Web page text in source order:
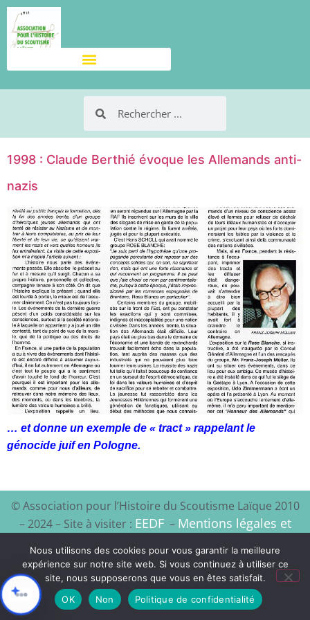
1998 : Claude Berthié évoque les Allemands anti-
nazis
… et donne un exemple de « tract » rappelant le
génocide juif en Pologne.
© Association pour l’Histoire du Scoutisme Laïque 2010
– 2024 – Site à visiter : EEDF– Mentions légales et
Création du site :Xyloon
Nous utilisons des cookies pour vous garantir la meilleure
expérience sur notre site web. Si vous continuez à utiliser ce
site, nous supposerons que vous en êtes satisfait.
OK
Non Politique de confidentialité